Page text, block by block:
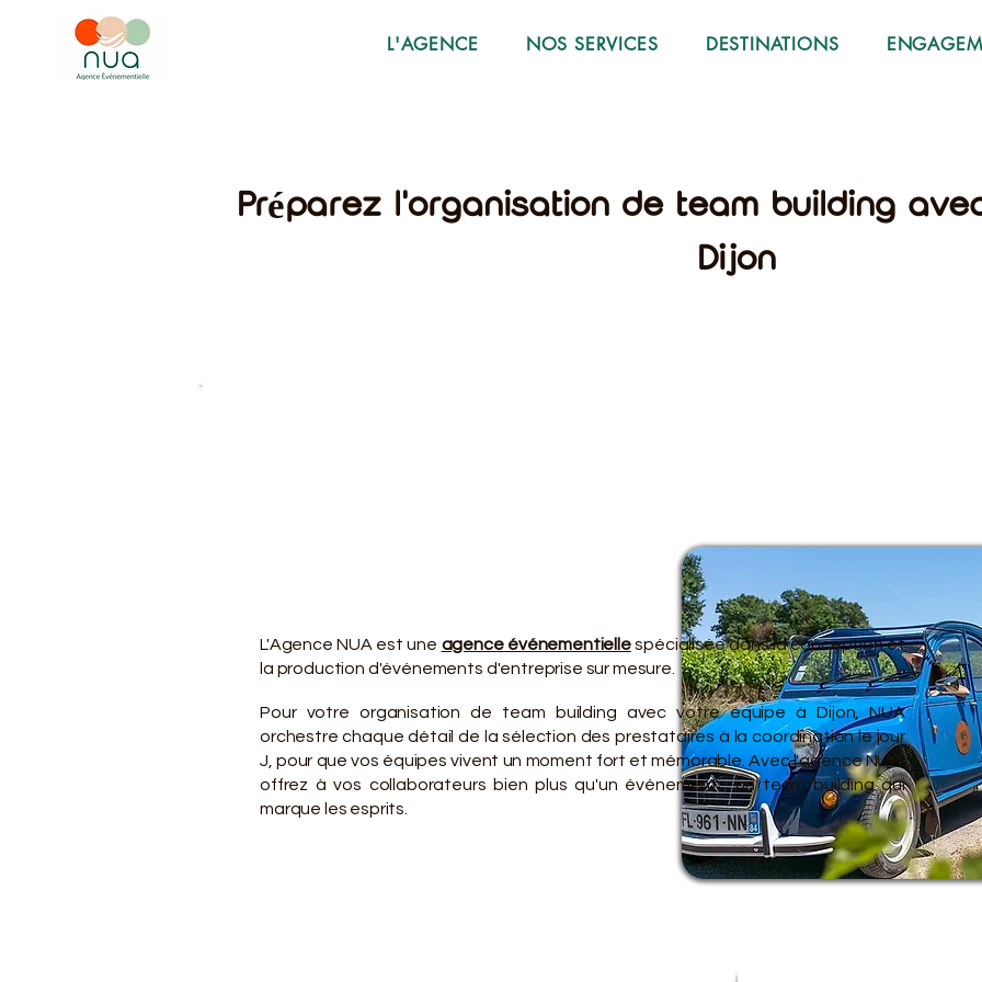
L'AGENCE NOS SERVICES DESTINATIONS
Préparez l'organisation de team building
Dijon
VOTRE
VOTRE
L'Agence NUA est une agence événementielle spécialisée dans la conception et
la production d'événements d'entreprise sur mesure.
Pour votre organisation de team building avec votre équipe à Dijon, NUA
orchestre chaque détail de la sélection des prestataires à la coordination le jour
J, pour que vos équipes vivent un moment fort et mémorable. Avec l'agence NUA,
offrez à vos collaborateurs bien plus qu'un événement : un team building qui
marque les esprits.